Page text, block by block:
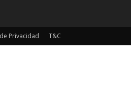
Privacidad T&C